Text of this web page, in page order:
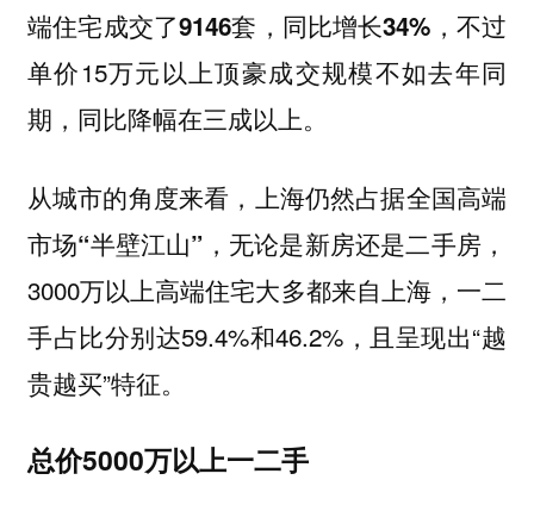
端住宅成交了9146套，同比增长34% ，不过
单价15万元以上顶豪成交规模不如去年同
期，同比降幅在三成以上。
从城市的角度来看， 上海仍然占据全国高端
市场“半壁江山” ，无论是新房还是二手房，
3000万以上高端住宅大多都来自上海，一二
手占比分别达59.4%和46.2%，且呈现出“越
贵越买”特征。
总价5000万以上一二手